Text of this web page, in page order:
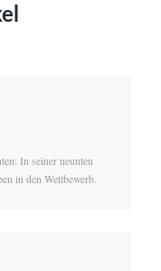
In seiner neunten
in den Wettbewerb.